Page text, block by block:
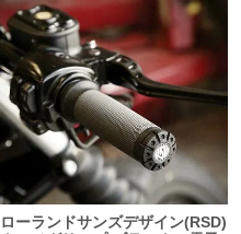
ローランドサンズデザイン(RSD)